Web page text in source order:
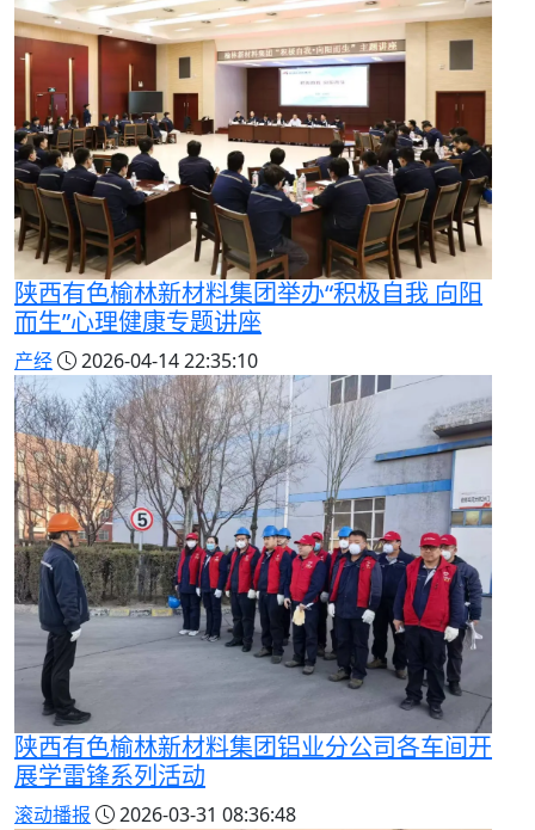
陕西有色榆林新材料集团举办“积极自我 向阳
而生”心理健康专题讲座
产经 2026-04-14 22:35:10
陕西有色榆林新材料集团铝业分公司各车间开
展学雷锋系列活动
滚动播报 2026-03-31 08:36:48